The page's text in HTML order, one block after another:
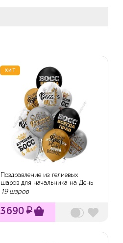
ХИТ
Поздравление из гелиевых
шаров для начальника на День
рождения
19 шаров
3690₽